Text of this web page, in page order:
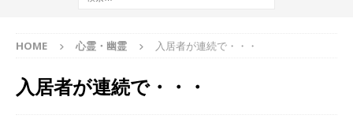
HOME 心霊・幽霊 入居者が連続で・・・
入居者が連続で・・・